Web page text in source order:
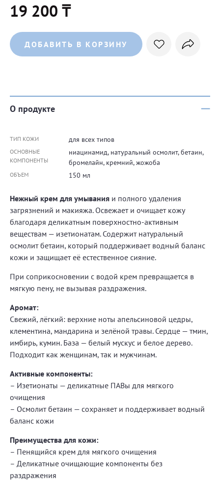
19 200 ₸
ДОБАВИТЬ В КОРЗИНУ
О продукте
ТИП КОЖИ для всех типов
ОСНОВНЫЕ
КОМПОНЕНТЫ
ниацинамид, натуральный осмолит, бетаин,
бромелайн, кремний, жожоба
ОБЪЕМ 150 мл
Нежный крем для умывания и полного удаления
загрязнений и макияжа. Освежает и очищает кожу
благодаря деликатным поверхностно-активным
веществам — изетионатам. Содержит натуральный
осмолит бетаин, который поддерживает водный баланс
кожи и защищает её естественное сияние.
При соприкосновении с водой крем превращается в
мягкую пену, не вызывая раздражения.
Аромат:
Свежий, лёгкий: верхние ноты апельсиновой цедры,
клементина, мандарина и зелёной травы. Сердце — тмин,
имбирь, кумин. База — белый мускус и белое дерево.
Подходит как женщинам, так и мужчинам.
Активные компоненты:
– Изетионаты — деликатные ПАВы для мягкого
очищения
– Осмолит бетаин — сохраняет и поддерживает водный
баланс кожи
Преимущества для кожи:
– Пенящийся крем для мягкого очищения
– Деликатные очищающие компоненты без
раздражения